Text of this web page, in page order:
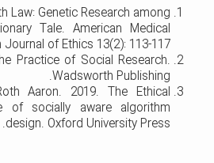
Law: Genetic Research among
Tale. American Medical
of Ethics 13(2): 113-117.
Practice of Social Research.
Wadsworth Publishing.
Aaron. 2019. The Ethical
of socially aware algorithm
design. Oxford University Press.